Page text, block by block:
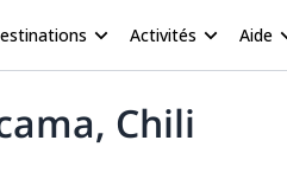
Activités Aide
Chili